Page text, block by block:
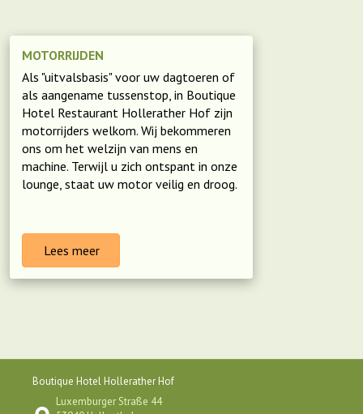
MOTORRIJDEN
Als "uitvalsbasis" voor uw dagtoeren of
als aangename tussenstop, in Boutique
Hotel Restaurant Hollerather Hof zijn
motorrijders welkom. Wij bekommeren
ons om het welzijn van mens en
machine. Terwijl u zich ontspant in onze
lounge, staat uw motor veilig en droog.
Lees meer
Boutique Hotel Hollerather Hof
Luxemburger Straße 44